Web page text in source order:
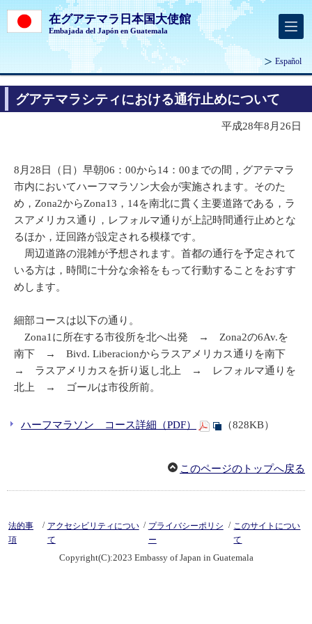
在グアテマラ日本国大使館
Embajada del Japón en Guatemala
Español
グアテマラシティにおける通行止めについて
平成28年8月26日
8月28日（日）早朝06：00から14：00までの間，グアテマラ
市内においてハーフマラソン大会が実施されます。そのた
め，Zona2からZona13，14を南北に貫く主要道路である，ラ
スアメリカス通り，レフォルマ通りが上記時間通行止めとな
るほか，迂回路が設定される模様です。
周辺道路の混雑が予想されます。首都の通行を予定されて
いる方は，時間に十分な余裕をもって行動することをおすす
めします。
細部コースは以下の通り。
Zona1に所在する市役所を北へ出発 → Zona2の6Av.を
南下 → Bivd. Liberacionからラスアメリカス通りを南下
→ ラスアメリカスを折り返し北上 → レフォルマ通りを
北上 → ゴールは市役所前。
ハーフマラソン コース詳細（PDF） （828KB）
このページのトップへ戻る
法的事
項
/ アクセシビリティについ
て
/ プライバシーポリシ
ー
/ このサイトについ
て
Copyright(C):2023 Embassy of Japan in Guatemala